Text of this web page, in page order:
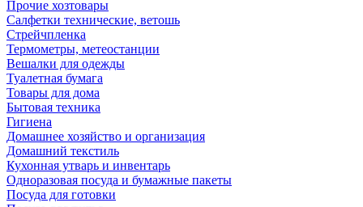
Прочие хозтовары
Салфетки технические, ветошь
Стрейчпленка
Термометры, метеостанции
Вешалки для одежды
Туалетная бумага
Товары для дома
Бытовая техника
Гигиена
Домашнее хозяйство и организация
Домашний текстиль
Кухонная утварь и инвентарь
Одноразовая посуда и бумажные пакеты
Посуда для готовки